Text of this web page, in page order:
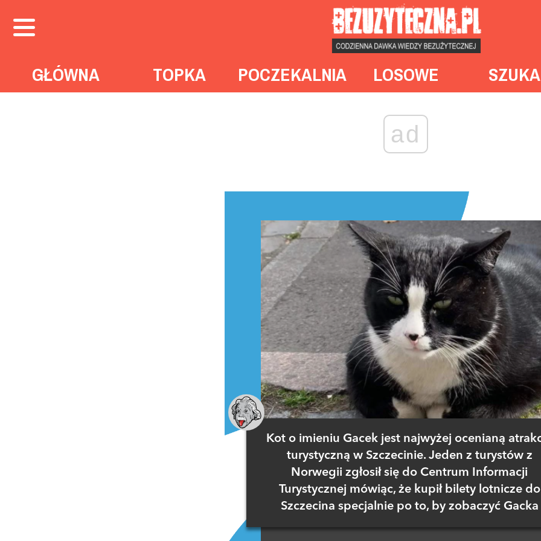
GŁÓWNA TOPKA POCZEKALNIA LOSOWE
ad
Kot o imieniu Gacek jest najwyżej ocenianą
turystyczną w Szczecinie. Jeden z turystów z
Norwegii zgłosił się do Centrum Informacji
Turystycznej mówiąc, że kupił bilety lotnicze do
Szczecina specjalnie po to, by zobaczyć Gacka